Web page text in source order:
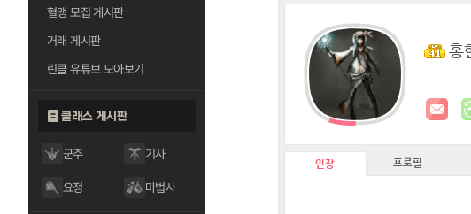
혈맹 모집 게시판
거래 게시판
린클 유튜브 모아보기
클래스 게시판
군주 기사
요정 마법사
홍
인장 프로필